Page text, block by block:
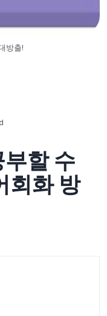
방출!
할 수
회화 방